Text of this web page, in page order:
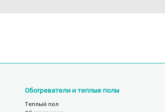
Обогреватели и теплые полы
Теплый пол